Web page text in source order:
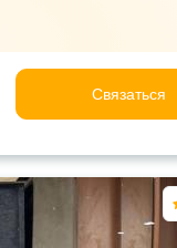
Связаться